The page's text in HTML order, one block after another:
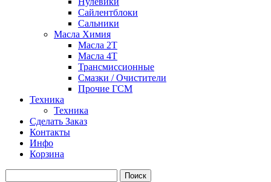
Сайлентблоки
Сальники
Масла Химия
Масла 2Т
Масла 4Т
Трансмиссионные
Смазки / Очистители
Прочие ГСМ
Техника
Техника
Сделать Заказ
Контакты
Инфо
Корзина